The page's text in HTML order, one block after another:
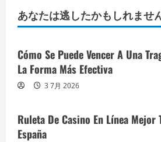
あなたは逃したかもしれませ
Cómo Se Puede Vencer A Una
La Forma Más Efectiva
3 7月 2026
Ruleta De Casino En Línea Mejor
España